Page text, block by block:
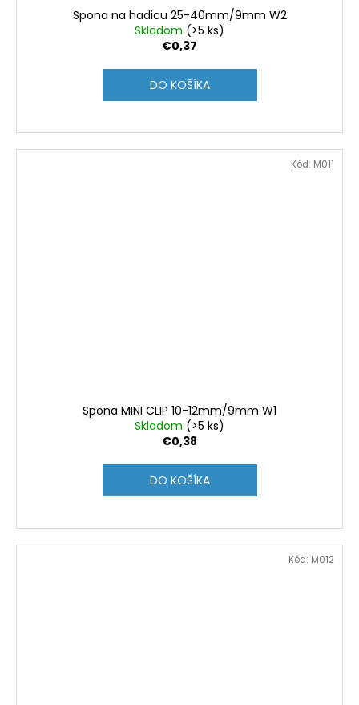
Spona na hadicu 25-40mm/9mm W2
Skladom (>5 ks)
€0,37
DO KOŠÍKA
Spona MINI CLIP 10-12mm/9mm W1
Skladom (>5 ks)
€0,38
DO KOŠÍKA
Kód: M011
Kód: M012